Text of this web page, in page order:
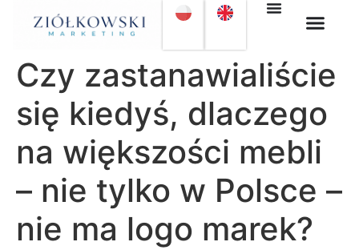
Czy zastanawialiście
się kiedyś, dlaczego
na większości mebli
– nie tylko w Polsce –
nie ma logo marek?